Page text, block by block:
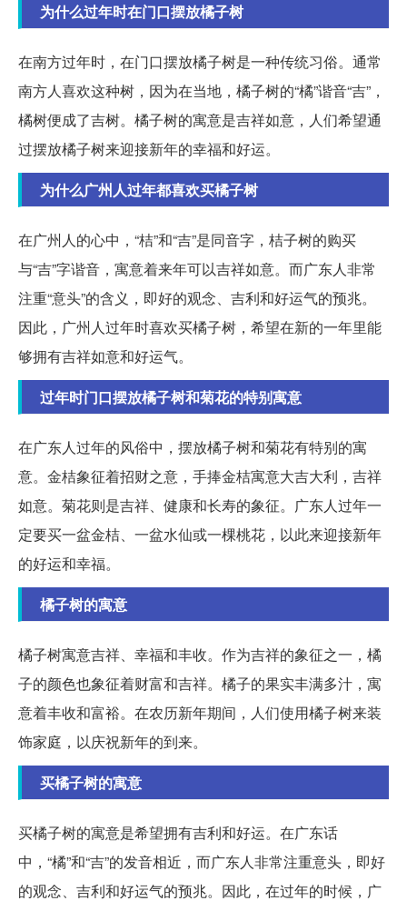
为什么过年时在门口摆放橘子树
在南方过年时，在门口摆放橘子树是一种传统习俗。通常
南方人喜欢这种树，因为在当地，橘子树的“橘”谐音“吉”，
橘树便成了吉树。橘子树的寓意是吉祥如意，人们希望通
过摆放橘子树来迎接新年的幸福和好运。
为什么广州人过年都喜欢买橘子树
在广州人的心中，“桔”和“吉”是同音字，桔子树的购买
与“吉”字谐音，寓意着来年可以吉祥如意。而广东人非常
注重“意头”的含义，即好的观念、吉利和好运气的预兆。
因此，广州人过年时喜欢买橘子树，希望在新的一年里能
够拥有吉祥如意和好运气。
过年时门口摆放橘子树和菊花的特别寓意
在广东人过年的风俗中，摆放橘子树和菊花有特别的寓
意。金桔象征着招财之意，手捧金桔寓意大吉大利，吉祥
如意。菊花则是吉祥、健康和长寿的象征。广东人过年一
定要买一盆金桔、一盆水仙或一棵桃花，以此来迎接新年
的好运和幸福。
橘子树的寓意
橘子树寓意吉祥、幸福和丰收。作为吉祥的象征之一，橘
子的颜色也象征着财富和吉祥。橘子的果实丰满多汁，寓
意着丰收和富裕。在农历新年期间，人们使用橘子树来装
饰家庭，以庆祝新年的到来。
买橘子树的寓意
买橘子树的寓意是希望拥有吉利和好运。在广东话
中，“橘”和“吉”的发音相近，而广东人非常注重意头，即好
的观念、吉利和好运气的预兆。因此，在过年的时候，广